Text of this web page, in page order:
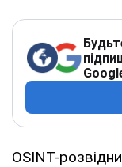
OSINT-